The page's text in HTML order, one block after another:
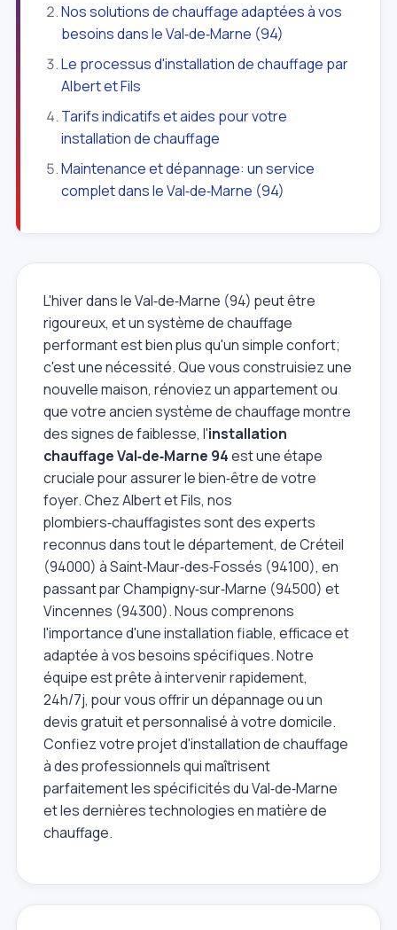
Nos solutions de chauffage adaptées à vos
besoins dans le Val‑de‑Marne (94)
Le processus d'installation de chauffage par
Albert et Fils
Tarifs indicatifs et aides pour votre
installation de chauffage
Maintenance et dépannage: un service
complet dans le Val‑de‑Marne (94)
L'hiver dans le Val‑de‑Marne (94) peut être
rigoureux, et un système de chauffage
performant est bien plus qu'un simple confort;
c'est une nécessité. Que vous construisiez une
nouvelle maison, rénoviez un appartement ou
que votre ancien système de chauffage montre
des signes de faiblesse, l'installation
chauffage Val‑de‑Marne 94est une étape
cruciale pour assurer le bien‑être de votre
foyer. Chez Albert et Fils, nos
plombiers‑chauffagistes sont des experts
reconnus dans tout le département, de Créteil
(94000) à Saint‑Maur‑des‑Fossés (94100), en
passant par Champigny‑sur‑Marne (94500) et
Vincennes (94300). Nous comprenons
l'importance d'une installation fiable, efficace et
adaptée à vos besoins spécifiques. Notre
équipe est prête à intervenir rapidement,
24h/7j, pour vous offrir un dépannage ou un
devis gratuit et personnalisé à votre domicile.
Confiez votre projet d'installation de chauffage
à des professionnels qui maîtrisent
parfaitement les spécificités du Val‑de‑Marne
et les dernières technologies en matière de
chauffage.